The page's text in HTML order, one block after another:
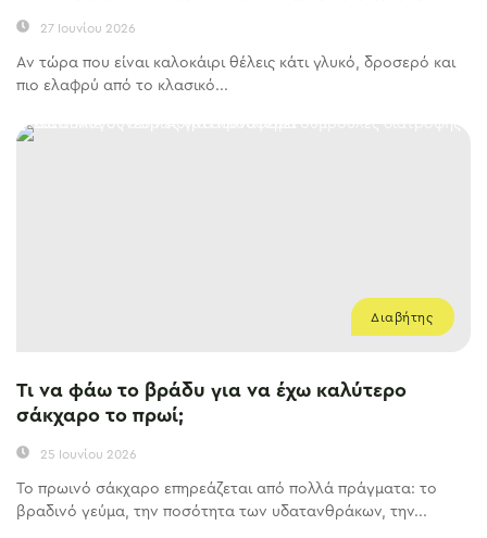
27 Ιουνίου 2026
Aν τώρα που είναι καλοκάιρι θέλεις κάτι γλυκό, δροσερό και
πιο ελαφρύ από το κλασικό...
Διαβήτης
Τι να φάω το βράδυ για να έχω καλύτερο
σάκχαρο το πρωί;
25 Ιουνίου 2026
Το πρωινό σάκχαρο επηρεάζεται από πολλά πράγματα: το
βραδινό γεύμα, την ποσότητα των υδατανθράκων, την...